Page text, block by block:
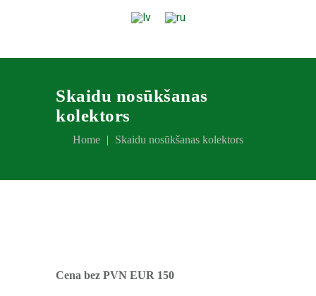
Skaidu nosūkšanas
kolektors
Home Skaidu nosūkšanas kolektors
Cena bez PVN EUR 150